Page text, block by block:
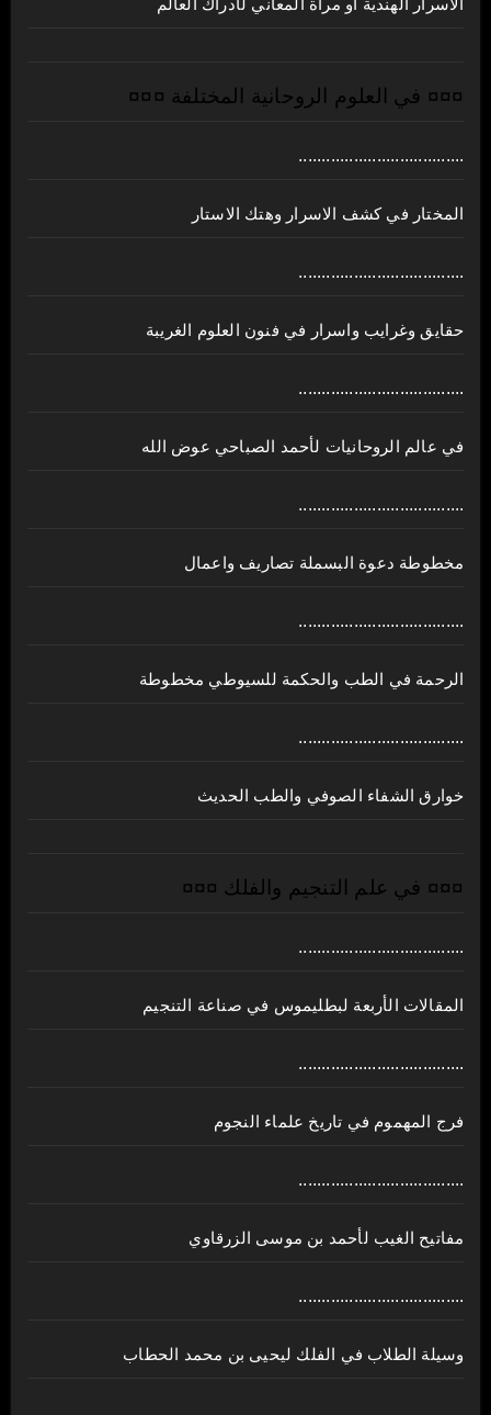
الاسرار الهندية او مرآة المعاني لأدراك العالم
¤¤¤ في العلوم الروحانية المختلفة ¤¤¤
....................................
المختار في كشف الاسرار وهتك الاستار
....................................
حقايق وغرايب واسرار في فنون العلوم الغريبة
....................................
في عالم الروحانيات لأحمد الصباحي عوض الله
....................................
مخطوطة دعوة البسملة تصاريف واعمال
....................................
الرحمة في الطب والحكمة للسيوطي مخطوطة
....................................
خوارق الشفاء الصوفي والطب الحديث
¤¤¤ في علم التنجيم والفلك ¤¤¤
....................................
المقالات الأربعة لبطليموس في صناعة التنجيم
....................................
فرج المهموم في تاريخ علماء النجوم
....................................
مفاتيح الغيب لأحمد بن موسى الزرقاوي
....................................
وسيلة الطلاب في الفلك ليحيى بن محمد الحطاب